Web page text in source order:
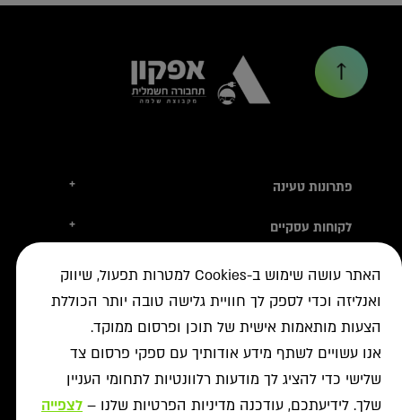
פתרונות טעינה +
טסלה
עמדות טעינה
אביזרי טעינה
עמדות דרך יבואני הרכב
פתרונות לעסקים
רשת ON לטעינת רכבים חשמליים
לקוחות עסקיים +
ניהול צי רכב חשמלי
נדל"ן מסחרי לרשת הטעינה
רשויות ומכרזים
פתרונות ניהול אנרגיה
פתרונות טעינה לאוטובוסים
יעוץ
מידע שימושי
איתור עמדה ב-ON
אישורים נדרשים
מסמך גילוי
תעודות אחריות
מאגרי מידע
אודות +
ביטול עסקה
האתר עושה שימוש ב-Cookies למטרות תפעול, שיווק
ואנליזה וכדי לספק לך חוויית גלישה טובה יותר הכוללת
הצעות מותאמות אישית של תוכן ופרסום ממוקד.
אנו עשויים לשתף מידע אודותיך עם ספקי פרסום צד
שלישי כדי להציג לך מודעות רלוונטיות לתחומי העניין
שלך. לידיעתכם, עודכנה מדיניות הפרטיות שלנו – לצפייה